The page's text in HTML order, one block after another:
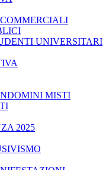
UNIVERSITARI
MISTI
2025